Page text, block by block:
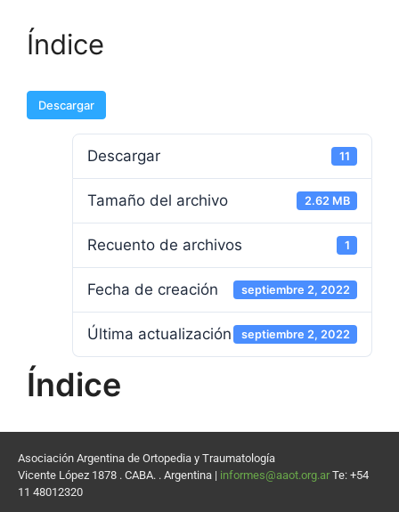
Índice
Descargar
Descargar 11
Tamaño del archivo 2.62 MB
Recuento de archivos 1
Fecha de creación septiembre 2, 2022
Última actualización septiembre 2, 2022
Índice
Asociación Argentina de Ortopedia y Traumatología
Vicente López 1878 . CABA. . Argentina | informes@aaot.org.ar Te: +54
11 48012320